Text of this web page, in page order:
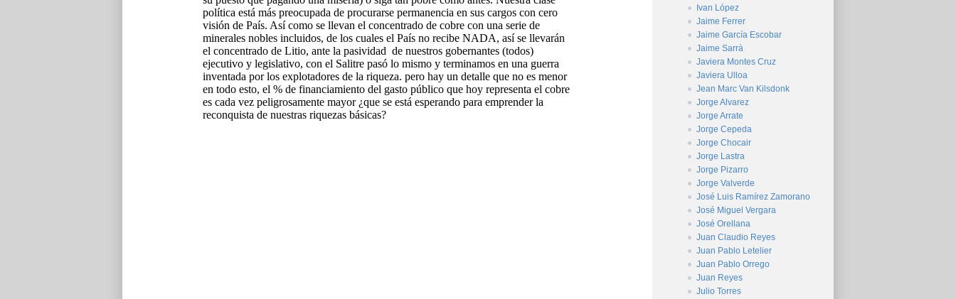
Ivan López
Jaime Ferrer
Jaime García Escobar
Jaime Sarrà
Javiera Montes Cruz
Javiera Ulloa
Jean Marc Van Kilsdonk
Jorge Alvarez
Jorge Arrate
Jorge Cepeda
Jorge Chocair
Jorge Lastra
Jorge Pizarro
Jorge Valverde
José Luis Ramírez Zamorano
José Miguel Vergara
José Orellana
Juan Claudio Reyes
Juan Pablo Letelier
Juan Pablo Orrego
Juan Reyes
Julio Torres